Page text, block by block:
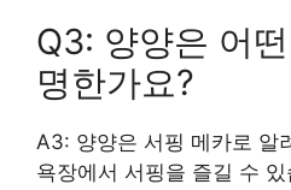
Q3: 양양은 어
명한가요?
A3: 양양은 서핑 메카로 알
욕장에서 서핑을 즐길 수 있